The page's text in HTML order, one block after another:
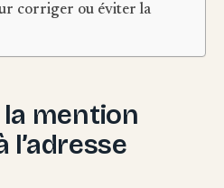
corriger ou éviter la
mention
l’adresse